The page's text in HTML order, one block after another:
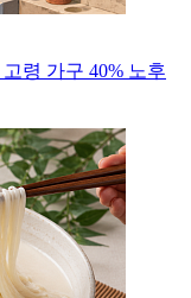
령 가구 40% 노후